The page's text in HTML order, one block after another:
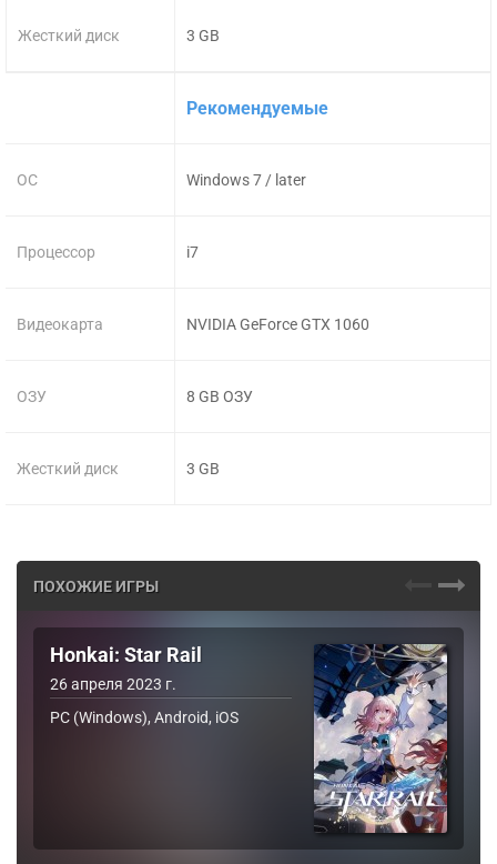
Жесткий диск 3 GB
ОС
Процессор
Видеокарта
ОЗУ
Жесткий диск
Рекомендуемые
Windows 7 / later
i7
NVIDIA GeForce GTX 1060
8 GB ОЗУ
3 GB
ПОХОЖИЕ ИГРЫ
Honkai: Star Rail
26 апреля 2023 г.
PC (Windows), Android, iOS